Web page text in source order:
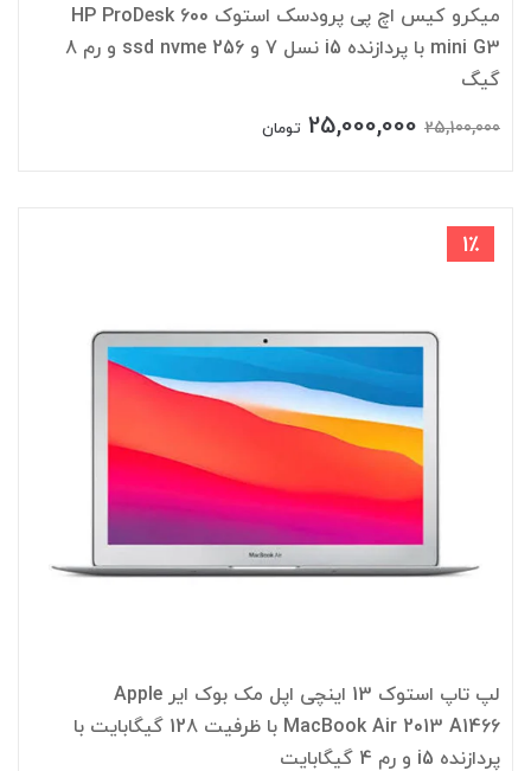
میکرو کیس اچ پی پرودسک استوک HP ProDesk 600
mini G3 با پردازنده i5 نسل 7 و ssd nvme 256 و رم 8
گیگ
25,100,000
25,000,000 تومان
1٪
لپ تاپ استوک 13 اینچی اپل مک بوک ایر Apple
MacBook Air 2013 A1466 با ظرفیت 128 گیگابایت با
پردازنده i5 و رم 4 گیگابایت